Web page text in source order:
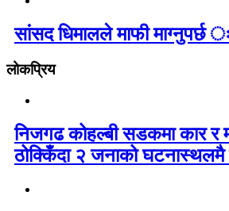
सांसद धिमालले माफी माग्नुपर्छ
लोकप्रिय
निजगढ कोहल्बी सडकमा कार र
ठोक्किँदा २ जनाको घटनास्थलमै